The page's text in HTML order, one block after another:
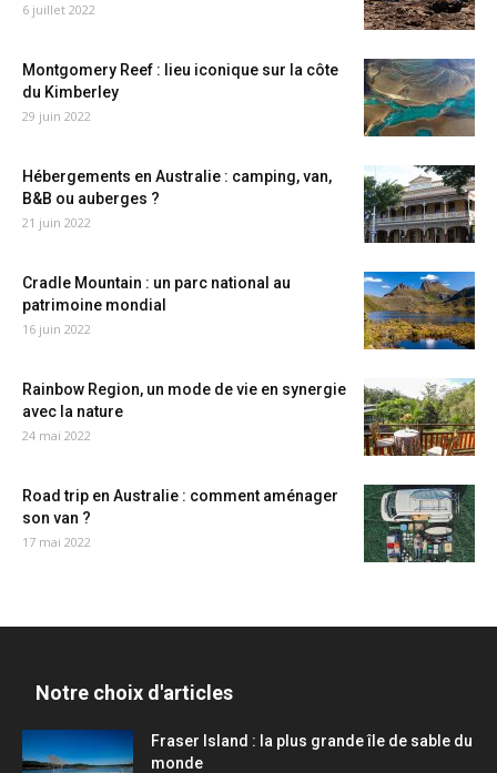
6 juillet 2022
Montgomery Reef : lieu iconique sur la côte
du Kimberley
29 juin 2022
Hébergements en Australie : camping, van,
B&B ou auberges ?
21 juin 2022
Cradle Mountain : un parc national au
patrimoine mondial
16 juin 2022
Rainbow Region, un mode de vie en synergie
avec la nature
24 mai 2022
Road trip en Australie : comment aménager
son van ?
17 mai 2022
Notre choix d'articles
Fraser Island : la plus grande île de sable du
monde